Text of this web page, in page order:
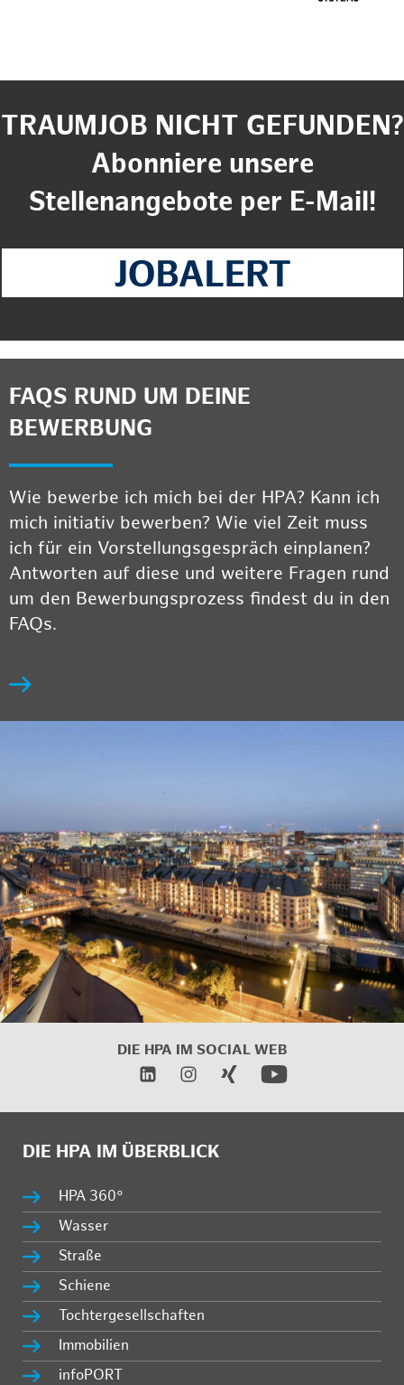
TRAUMJOB NICHT GEFUNDEN?
Abonniere unsere
Stellenangebote per E-Mail!
FAQS RUND UM DEINE
BEWERBUNG
Wie bewerbe ich mich bei der HPA? Kann ich
mich initiativ bewerben? Wie viel Zeit muss
ich für ein Vorstellungsgespräch einplanen?
Antworten auf diese und weitere Fragen rund
um den Bewerbungsprozess findest du in den
FAQs.
DIE HPA IM SOCIAL WEB
DIE HPA IM ÜBERBLICK
HPA 360°
Wasser
Straße
Schiene
Tochtergesellschaften
Immobilien
infoPORT